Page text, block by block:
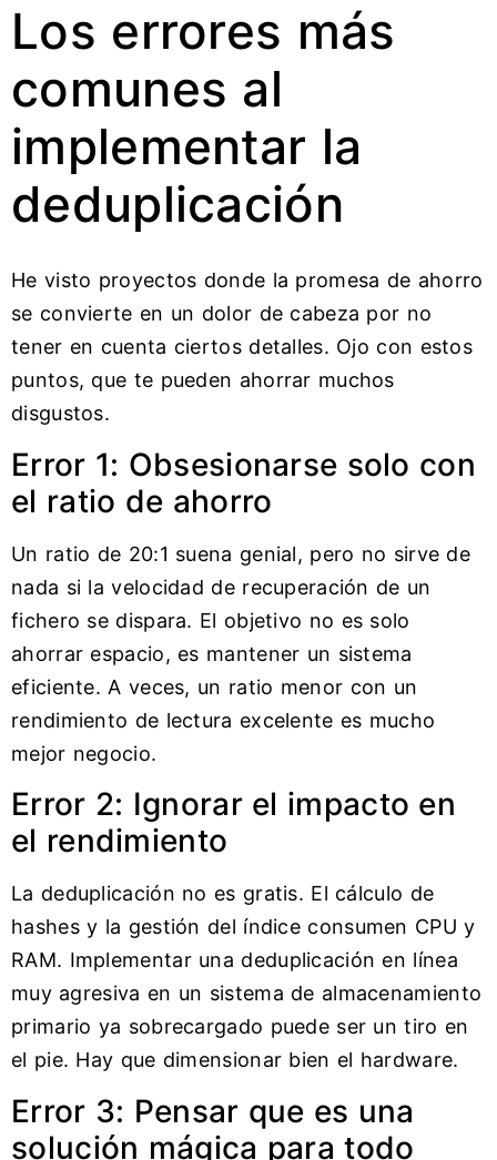
Los errores más
comunes al
implementar la
deduplicación
He visto proyectos donde la promesa de ahorro
se convierte en un dolor de cabeza por no
tener en cuenta ciertos detalles. Ojo con estos
puntos, que te pueden ahorrar muchos
disgustos.
Error 1: Obsesionarse solo con
el ratio de ahorro
Un ratio de 20:1 suena genial, pero no sirve de
nada si la velocidad de recuperación de un
fichero se dispara. El objetivo no es solo
ahorrar espacio, es mantener un sistema
eficiente. A veces, un ratio menor con un
rendimiento de lectura excelente es mucho
mejor negocio.
Error 2: Ignorar el impacto en
el rendimiento
La deduplicación no es gratis. El cálculo de
hashes y la gestión del índice consumen CPU y
RAM. Implementar una deduplicación en línea
muy agresiva en un sistema de almacenamiento
primario ya sobrecargado puede ser un tiro en
el pie. Hay que dimensionar bien el hardware.
Error 3: Pensar que es una
solución mágica para todo